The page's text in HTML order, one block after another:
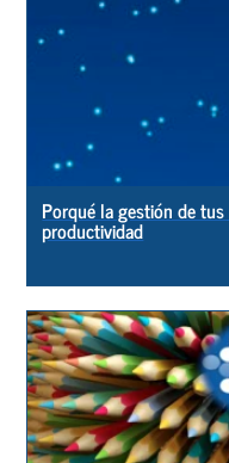
Porqué la gestión de
productividad